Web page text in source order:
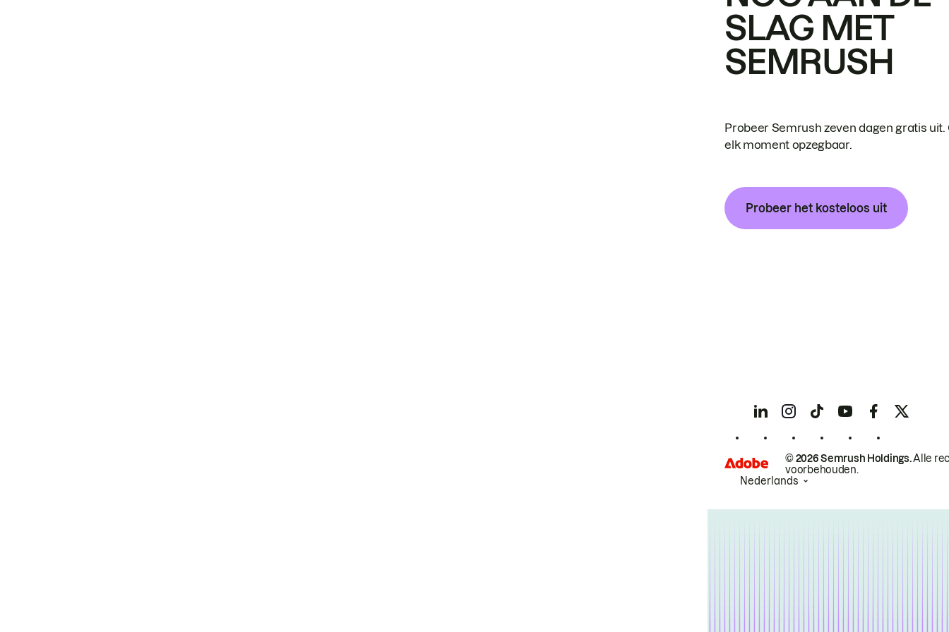
SLAG MET
SEMRUSH
Probeer Semrush zeven dagen gratis uit.
elk moment opzegbaar.
Probeer het kosteloos uit
© 2026 Semrush Holdings.Alle
voorbehouden.
Nederlands